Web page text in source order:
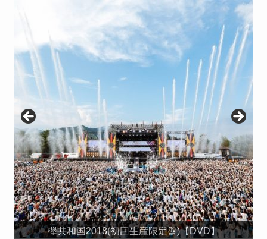
欅共和国2019(初回生産限定盤)【Blu-ray】 [ 欅坂46 ]
欅共和国2019(初回生産限定盤)【DVD】 [ 欅坂46 ]
欅共和国2019 (通常盤)【Blu-ray】 [ 欅坂46 ]
欅共和国2019 (通常盤)【DVD】 [ 欅坂46 ]
欅坂46 LIVE at 東京ドーム 〜ARENA TOUR 2019
FINAL〜(初回生産限定盤)【Blu-ray】 [ 欅坂46 ]
欅坂46 LIVE at 東京ドーム 〜ARENA TOUR 2019
FINAL〜(初回生産限定盤)【DVD】 [ 欅坂46 ]
欅共和国2018(初回生産限定盤)【DVD】
響 -HIBIKI- Blu-ray 豪華版【Blu-ray】 [ 平手友梨奈 ]
響 -HIBIKI- DVD 豪華版 [ 平手友梨奈 ]
響 -HIBIKI- DVD 通常版 [ 平手友梨奈 ]
舞台「ザンビ」 Blu-ray BOX
舞台「ザンビ」 DVD-BOX
KEYABINGO!4 ひらがなけやきって何？ Blu-ray
BOX【Blu-ray】 [ けやき坂46 ]
KEYABINGO!4 ひらがなけやきって何？ DVD-
BOX(初回生産限定) [ けやき坂46 ]